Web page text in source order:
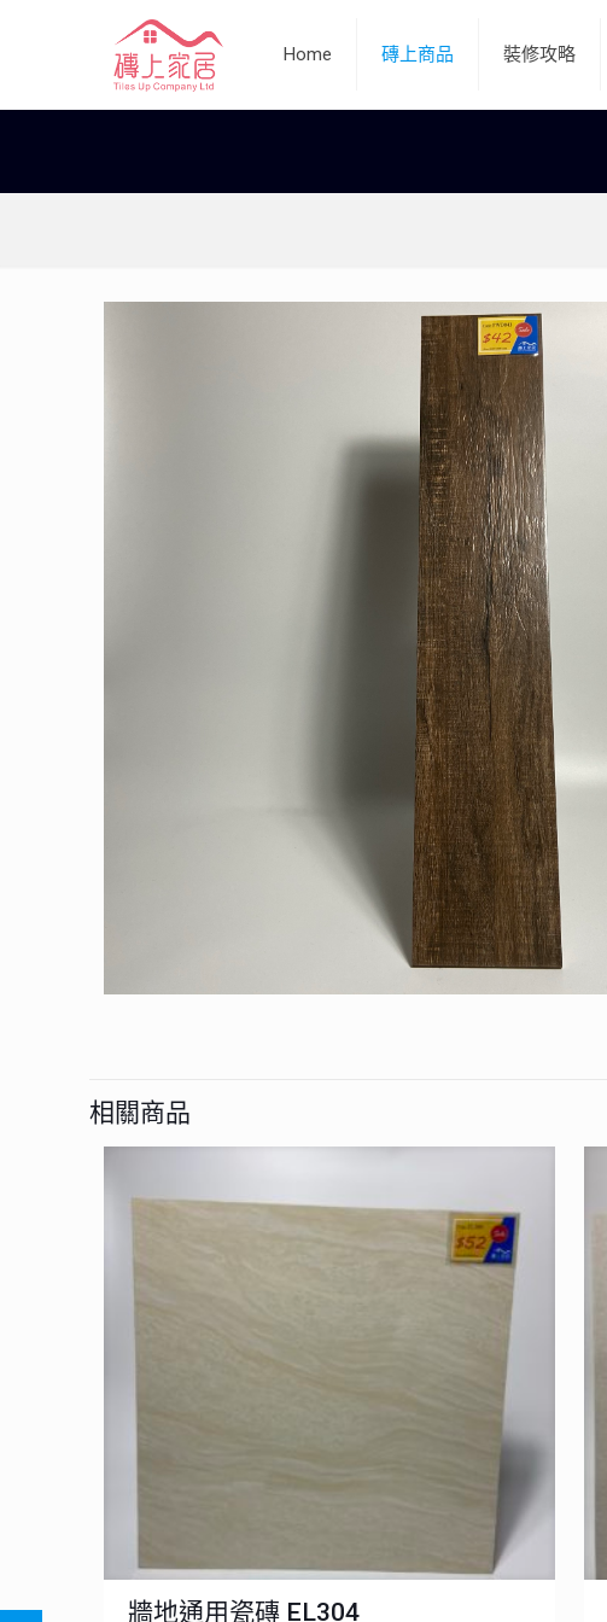
Home 磚上商品 裝修攻略
相關商品
牆地通用瓷磚 EL304